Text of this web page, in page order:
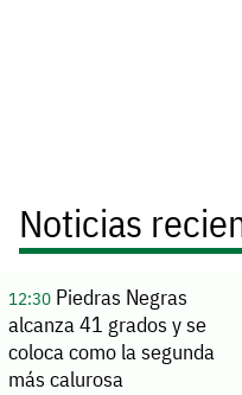
Noticias
12:30Piedras Negras
alcanza 41 grados y se
coloca como la segunda
más calurosa